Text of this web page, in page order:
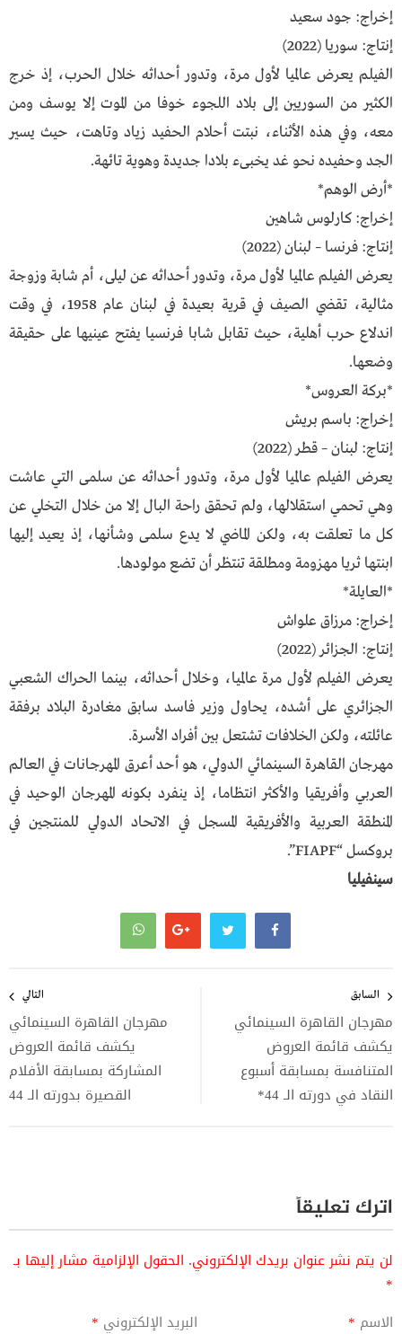
إخراج: جود سعيد
إنتاج: سوريا (2022)
الفيلم يعرض عالميا لأول مرة، وتدور أحداثه خلال الحرب، إذ خرج
الكثير من السوريين إلى بلاد اللجوء خوفا من الموت إلا يوسف ومن
معه، وفي هذه الأثناء، نبتت أحلام الحفيد زياد وتاهت، حيث يسير
الجد وحفيده نحو غد يخبىء بلادا جديدة وهوية تائهة.
*أرض الوهم*
إخراج: كارلوس شاهين
إنتاج: فرنسا – لبنان (2022)
يعرض الفيلم عالميا لأول مرة، وتدور أحداثه عن ليلى، أم شابة وزوجة
مثالية، تقضي الصيف في قرية بعيدة في لبنان عام 1958، في وقت
اندلاع حرب أهلية، حيث تقابل شابا فرنسيا يفتح عينيها على حقيقة
وضعها.
*بركة العروس*
إخراج: باسم بريش
إنتاج: لبنان – قطر (2022)
يعرض الفيلم عالميا لأول مرة، وتدور أحداثه عن سلمى التي عاشت
وهي تحمي استقلالها، ولم تحقق راحة البال إلا من خلال التخلي عن
كل ما تعلقت به، ولكن الماضي لا يدع سلمى وشأنها، إذ يعيد إليها
ابنتها ثريا مهزومة ومطلقة تنتظر أن تضع مولودها.
*العايلة*
إخراج: مرزاق علواش
إنتاج: الجزائر (2022)
يعرض الفيلم لأول مرة عالميا، وخلال أحداثه، بينما الحراك الشعبي
الجزائري على أشده، يحاول وزير فاسد سابق مغادرة البلاد برفقة
عائلته، ولكن الخلافات تشتعل بين أفراد الأسرة.
مهرجان القاهرة السينمائي الدولي، هو أحد أعرق المهرجانات في العالم
العربي وأفريقيا والأكثر انتظاما، إذ ينفرد بكونه المهرجان الوحيد في
المنطقة العربية والأفريقية المسجل في الاتحاد الدولي للمنتجين في
بروكسل “FIAPF”.
سينفيليا
المقالات
السابق
مهرجان القاهرة السينمائي
يكشف قائمة العروض
المتنافسة بمسابقة أسبوع
النقاد في دورته الـ 44*
التالي
مهرجان القاهرة السينمائي
يكشف قائمة العروض
المشاركة بمسابقة الأفلام
القصيرة بدورته الـ 44
اترك تعليقاً
لن يتم نشر عنوان بريدك الإلكتروني. الحقول الإلزامية مشار إليها بـ
*
الاسم * البريد الإلكتروني *